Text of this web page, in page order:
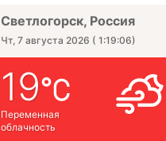
Светлогорск, Россия
Чт, 7 августа 2026 ( 1:19:07)
19
Переменная
облачность